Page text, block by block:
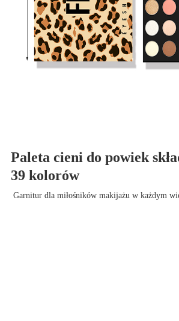
Paleta cieni do powiek
39 kolorów
Garnitur dla miłośników makijażu w każdym